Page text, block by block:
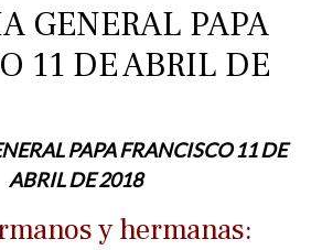
GENERAL PAPA
11 DE ABRIL DE
PAPA FRANCISCO 11 DE
ABRIL DE 2018
y hermanas: